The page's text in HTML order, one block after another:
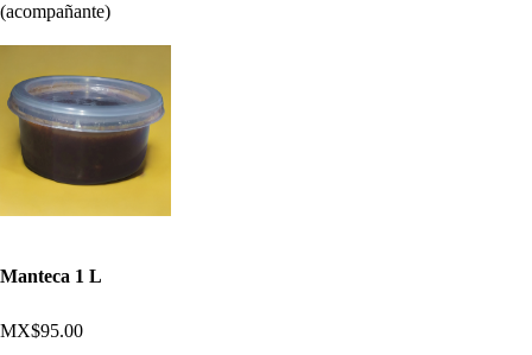
(acompañante)
Manteca 1 L
MX$95.00